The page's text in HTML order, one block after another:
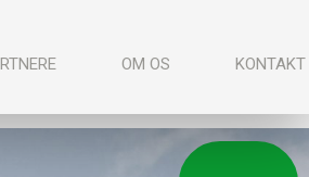
OM OS KONTAKT